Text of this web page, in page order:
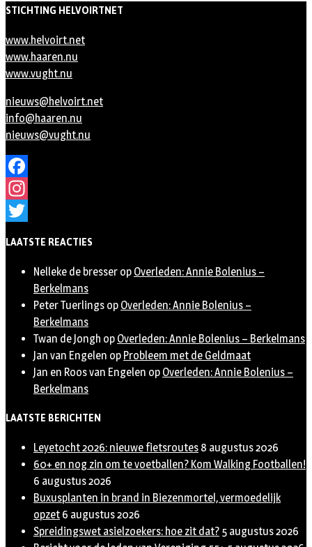
STICHTING HELVOIRTNET
www.helvoirt.net
www.haaren.nu
www.vught.nu
nieuws@helvoirt.net
info@haaren.nu
nieuws@vught.nu
Facebook
Instagram
LAATSTE REACTIES
Nelleke de bresser op Overleden: Annie Bolenius –
Berkelmans
Peter Tuerlings op Overleden: Annie Bolenius –
Berkelmans
Twan de Jongh op Overleden: Annie Bolenius – Berkelmans
Jan van Engelen op Probleem met de Geldmaat
Jan en Roos van Engelen op Overleden: Annie Bolenius –
Berkelmans
LAATSTE BERICHTEN
Leyetocht 2026: nieuwe fietsroutes 8 augustus 2026
60+ en nog zin om te voetballen? Kom Walking Footballen!
6 augustus 2026
Buxusplanten in brand in Biezenmortel, vermoedelijk
opzet 6 augustus 2026
Spreidingswet asielzoekers: hoe zit dat? 5 augustus 2026